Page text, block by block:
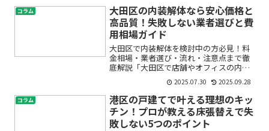
コラム
大田区の内装解体なら安心価格と
高品質！失敗しない業者選びと費
用相場ガイド
大田区で内装解体を検討中の方必見！料
金相場・業者選び・流れ・注意点まで徹
底解説「大田区で店舗やオフィスの内装
解体をしたいけれど、費用の目安や業者
の選び方が分からず不安…」「悪質な業
者にあたってトラブルにならないか心
配…」「見積もりの内容や工...
2025.07.30 2025.09.28
コラム
港区の戸建てで叶える理想のキッ
チン！プロが教える床張替えで失
敗しない5つのポイント